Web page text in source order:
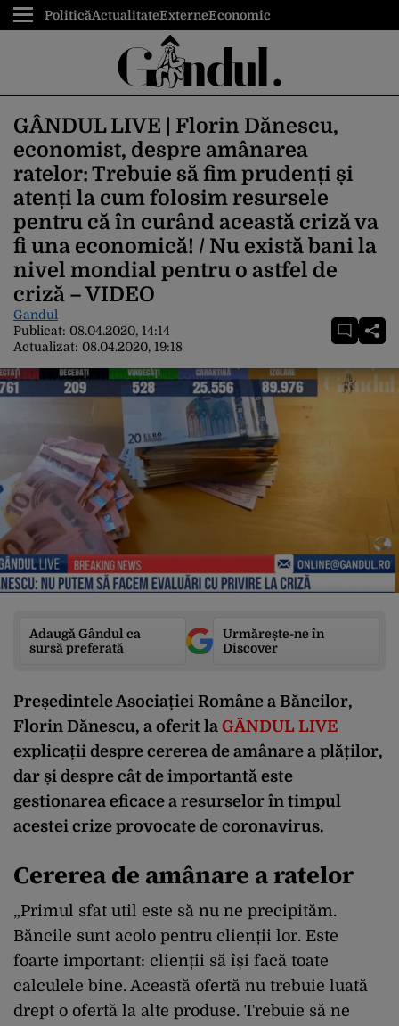
PoliticăActualitateExterneEconomic
GÂNDUL LIVE | Florin Dănescu,
economist, despre amânarea
ratelor: Trebuie să fim prudenți și
atenți la cum folosim resursele
pentru că în curând această criză va
fi una economică! / Nu există bani la
nivel mondial pentru o astfel de
criză – VIDEO
Gandul
Publicat: 08.04.2020, 14:14
Actualizat: 08.04.2020, 19:18
Adaugă Gândul ca
sursă preferată
Urmărește-ne în
Discover
Președintele Asociației Române a Băncilor,
Florin Dănescu, a oferit la GÂNDUL LIVE
explicații despre cererea de amânare a plăților,
dar și despre cât de importantă este
gestionarea eficace a resurselor în timpul
acestei crize provocate de coronavirus.
Cererea de amânare a ratelor
„Primul sfat util este să nu ne precipităm.
Băncile sunt acolo pentru clienții lor. Este
foarte important: clienții să își facă toate
calculele bine. Această ofertă nu trebuie luată
drept o ofertă la alte produse. Trebuie să ne